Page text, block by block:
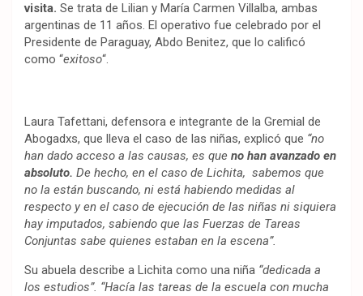
visita. Se trata de Lilian y María Carmen Villalba, ambas
argentinas de 11 años. El operativo fue celebrado por el
Presidente de Paraguay, Abdo Benitez, que lo calificó
como “exitoso“.
Laura Tafettani, defensora e integrante de la Gremial de
Abogadxs, que lleva el caso de las niñas, explicó que “no
han dado acceso a las causas, es que no han avanzado en
absoluto. De hecho, en el caso de Lichita, sabemos que
no la están buscando, ni está habiendo medidas al
respecto y en el caso de ejecución de las niñas ni siquiera
hay imputados, sabiendo que las Fuerzas de Tareas
Conjuntas sabe quienes estaban en la escena”.
Su abuela describe a Lichita como una niña “dedicada a
los estudios”. “Hacía las tareas de la escuela con mucha